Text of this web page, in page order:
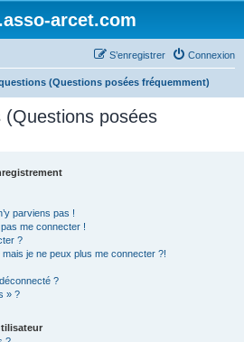
arcet.com
Connexion
S’enregistrer
(Questions posées fréquemment)
(Questions posées
parviens pas !
me connecter !
?
je ne peux plus me connecter ?!
?
» ?